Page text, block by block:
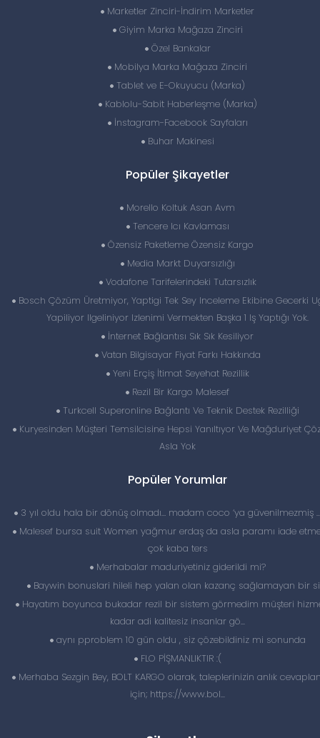
Marketler Zinciri-İndirim Marketler
Giyim Marka Mağaza Zinciri
Özel Bankalar
Mobilya Marka Mağaza Zinciri
Tablet ve E-Okuyucu (Marka)
Kablolu-Sabit Haberleşme (Marka)
İnstagram-Facebook Sayfaları
Buhar Makinesi
Popüler Şikayetler
Morello Koltuk Asan Avm
Tencere Icı Kavlaması
Özensiz Paketleme Özensiz Kargo
Media Markt Duyarsızlığı
Vodafone Tarifelerindeki Tutarsızlık
Bosch Çözüm Üretmiyor, Yaptigi Tek Sey Inceleme Ekibine Gecerki
Yapiliyor Ilgeliniyor Izlenimi Vermekten Başka 1 Iş Yaptığı Yok.
İnternet Bağlantısı Sık Sık Kesiliyor
Vatan Bilgisayar Fiyat Farkı Hakkında
Yeni Erçiş İtimat Seyehat Rezillik
Rezil Bir Kargo Malesef
Turkcell Superonline Bağlantı Ve Teknik Destek Rezilliği
Kuryesinden Müşteri Temsilcisine Hepsi Yanıltıyor Ve Mağduriyet
Asla Yok
Popüler Yorumlar
3 yıl oldu hala bir dönüş olmadı… madam coco ‘ya güvenilmezmiş
Malesef bursa suit Women yağmur erdaş da asla paramı iade
çok kaba ters
Merhabalar maduriyetiniz giderildi mi?
Baywin bonuslari hileli hep yalan olan kazanç sağlamayan bir
Hayatım boyunca bukadar rezil bir sistem görmedim müşteri
kadar adi kalitesiz insanlar gö...
aynı pproblem 10 gün oldu , siz çözebildiniz mi sonunda
FLO PİŞMANLIKTIR :(
Merhaba Sezgin Bey, BOLT KARGO olarak, taleplerinizin anlık
için; https://www.bol...